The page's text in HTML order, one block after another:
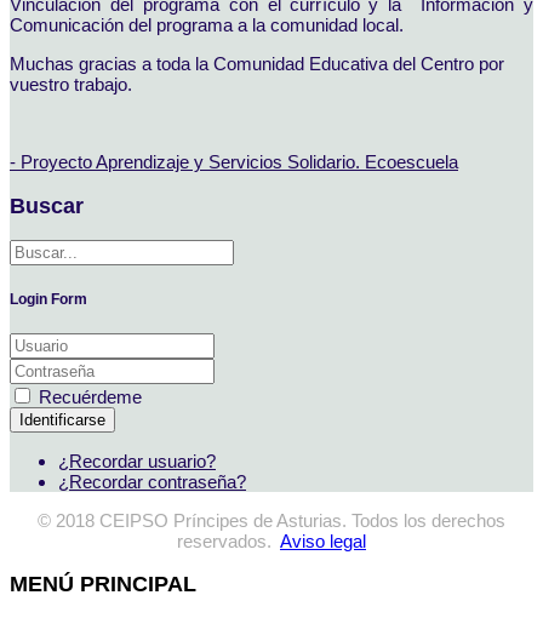
Vinculación del programa con el currículo y la Información y
Comunicación del programa a la comunidad local.
Muchas gracias a toda la Comunidad Educativa del Centro por
vuestro trabajo.
- Proyecto Aprendizaje y Servicios Solidario. Ecoescuela
Buscar
Login Form
Recuérdeme
Identificarse
¿Recordar usuario?
¿Recordar contraseña?
© 2018 CEIPSO Príncipes de Asturias. Todos los derechos
reservados. Aviso legal
MENÚ PRINCIPAL